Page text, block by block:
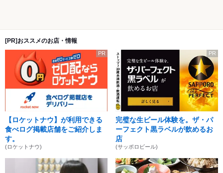
[PR]おススメのお店・情報
PR
【ロケットナウ】が利用できる
食べログ掲載店舗をご紹介しま
す。
(ロケットナウ)
PR
完璧な生ビール体験を。ザ・パ
ーフェクト黒ラベルが飲めるお
店
(サッポロビール)